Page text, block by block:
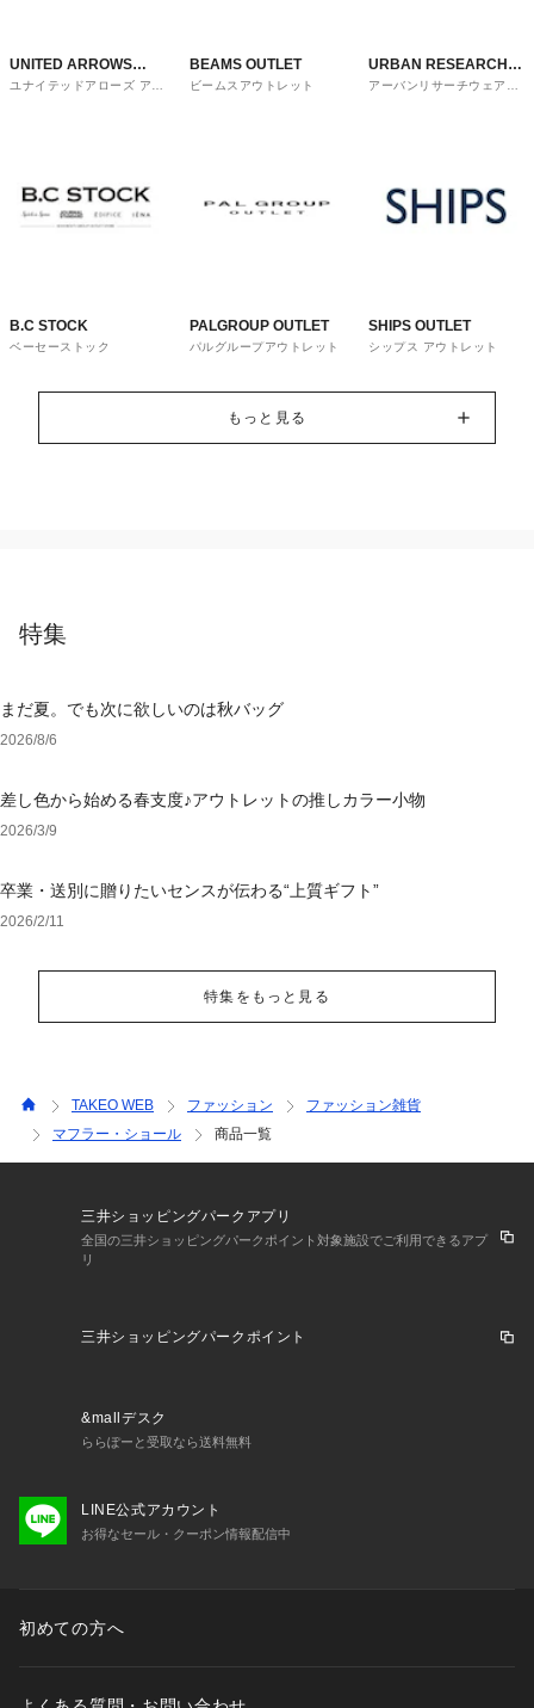
UNITED ARROWS
OUTLET
ユナイテッドアローズ アウ
BEAMS OUTLET
ビームスアウトレット
URBAN RESEARCH
ware house
アーバンリサーチウェアハ
B.C STOCK
ベーセーストック
PALGROUP OUTLET
パルグループアウトレット
SHIPS OUTLET
シップス アウトレット
もっと見る
特集
まだ夏。でも次に欲しいのは秋バッグ
2026/8/6
差し色から始める春支度♪アウトレットの推しカラー小物
2026/3/9
卒業・送別に贈りたいセンスが伝わる“上質ギフト”
2026/2/11
特集をもっと見る
TAKEO WEB ファッション
ファッション雑貨
マフラー・ショール
商品一覧
三井ショッピングパークアプリ
全国の三井ショッピングパークポイント対象施設でご利用できるアプ
リ
三井ショッピングパークポイント
&mallデスク
ららぽーと受取なら送料無料
LINE公式アカウント
お得なセール・クーポン情報配信中
初めての方へ